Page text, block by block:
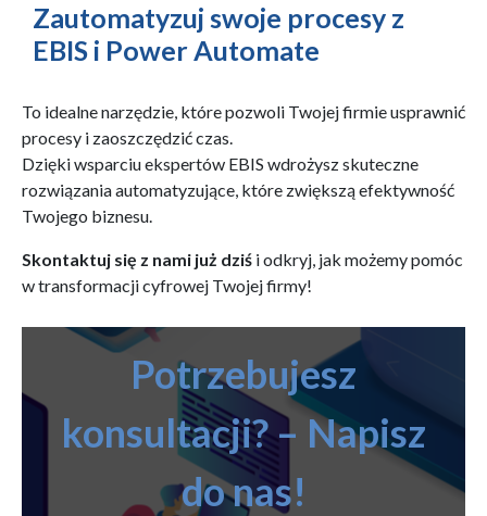
Zautomatyzuj swoje procesy z
EBIS i Power Automate
To idealne narzędzie, które pozwoli Twojej firmie usprawnić
procesy i zaoszczędzić czas.
Dzięki wsparciu ekspertów EBIS wdrożysz skuteczne
rozwiązania automatyzujące, które zwiększą efektywność
Twojego biznesu.
Skontaktuj się z nami już dziś i odkryj, jak możemy pomóc
w transformacji cyfrowej Twojej firmy!
Potrzebujesz
konsultacji? – Napisz
do nas!